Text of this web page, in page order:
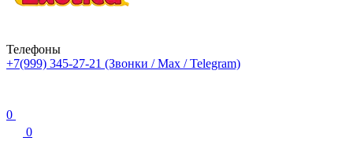
Телефоны
+7(999) 345-27-21 (Звонки / Max / Telegram)
0
0